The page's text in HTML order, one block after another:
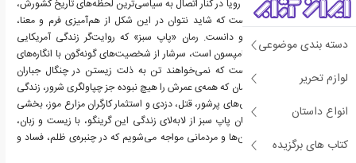
دسته بندی موضوعی
لوازم تحریر
انواع داستان
کتاب های برگزیده
افسانه‌ها و بازی با خیال و رویا در کنار اتصال به سیاسی‌ترین لحظه‌های تاریخ کشورش،
چنان یگانه و بی‌رقیب است که شاید نتوان در این شکل از هم‌آمیزی فرم و معنا،
نویسنده‌ای را هم‌سنگ او دانست. رمان «پاپ سبز» که روایت‌گر زندگی آمریکایی
مهاجری به نام جو میکر تامپسون است، سرشار از شخصیت‌های گونه‌گون با انگاره‌های
برابری‌خواهانه و انقلابی‌ست که نمی‌خواهند تن به ذلت زیستن در چنگال جباران
بدهند. شخصیت اصلی رمان که همه‌ی عمرش را هیچ نبوده جز چپاولگری شرور، زندگی
پر پیچ‌وخمی دارد که عشق‌های پرشور، قتل، دزدی و استثمار کارگران مزارع موز، بخشی
از آن است. در گیرودار رمان پاپ سبز از لابه‌لای زندگی این گرینگو، با زیست و زبان،
فرهنگ و سیاست سرزمین‌ها و مردمانی مواجه می‌شویم که در چنبره‌ی ظلم، فساد و
تباهی رو به نابودی‌اند.